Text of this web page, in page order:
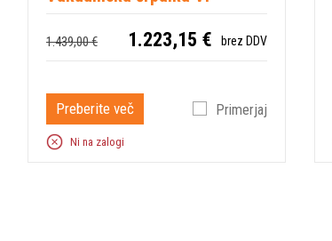
1.439,00 € 1.223,15 € brez DDV
Preberite več Primerjaj
Ni na zalogi